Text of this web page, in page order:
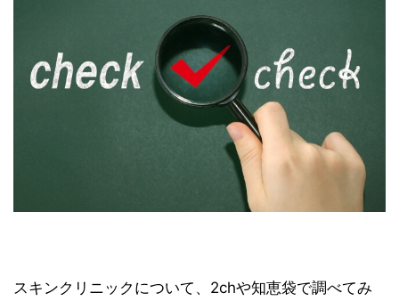
スキンクリニックについて、2chや知恵袋で調べてみ